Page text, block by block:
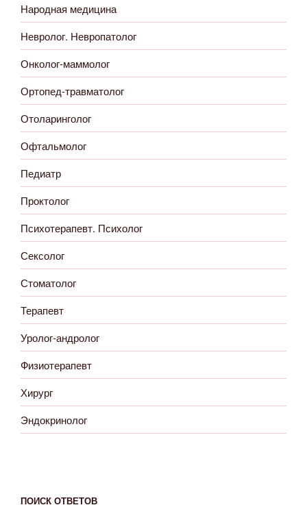
Народная медицина
Невролог. Невропатолог
Онколог-маммолог
Ортопед-травматолог
Отоларинголог
Офтальмолог
Педиатр
Проктолог
Психотерапевт. Психолог
Сексолог
Стоматолог
Терапевт
Уролог-андролог
Физиотерапевт
Хирург
Эндокринолог
ПОИСК ОТВЕТОВ